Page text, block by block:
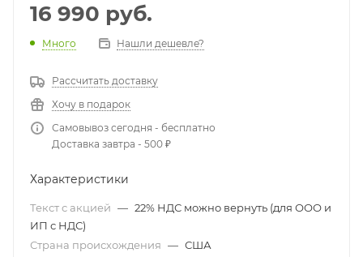
16 990 руб.
Много Нашли дешевле?
Рассчитать доставку
Хочу в подарок
Самовывоз сегодня - бесплатно
Доставка завтра - 500 ₽
Характеристики
Текст с акцией — 22% НДС можно вернуть (для ООО и
ИП с НДС)
Страна происхождения — США